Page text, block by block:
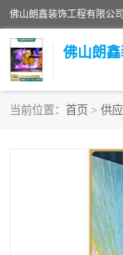
佛山朗
当前位置： 首页 > 供